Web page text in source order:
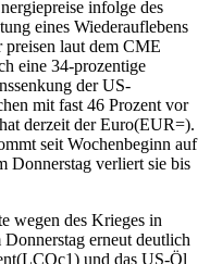
infolge des
eines Wiederauflebens
laut dem CME
eine 34-prozentige
der US-
mit fast 46 Prozent vor
derzeit der Euro(EUR=).
seit Wochenbeginn auf
Donnerstag verliert sie bis
wegen des Krieges in
erneut deutlich
und das US-Öl